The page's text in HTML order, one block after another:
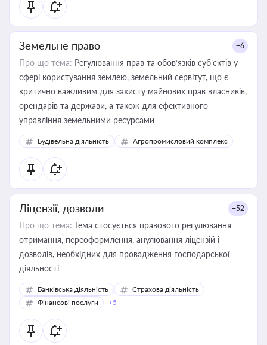
Земельне право +6
Про що тема: Регулювання прав та обов’язків суб’єктів у
сфері користування землею, земельний сервітут, що є
критично важливим для захисту майнових прав власників,
орендарів та держави, а також для ефективного
управління земельними ресурсами
Будівельна діяльність Агропромисловий комплекс
Ліцензії, дозволи +52
Про що тема: Тема стосується правового регулювання
отримання, переоформлення, анулювання ліцензій і
дозволів, необхідних для провадження господарської
діяльності
Банківська діяльність
Страхова діяльність
Фінансові послуги
+5